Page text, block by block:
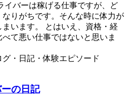
イバーは稼げる仕事ですが、ど
りがちです。そんな時に体力が
います。 とはいえ、資格・経
て悪い仕事ではないと思いま
・日記・体験エピソード
の日記